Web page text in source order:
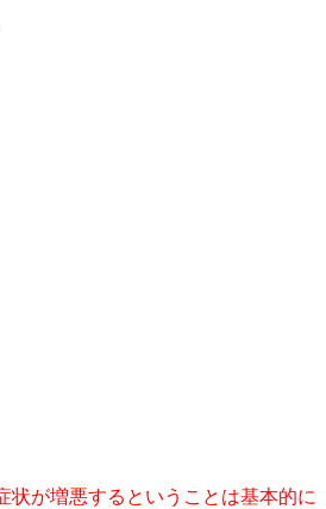
が増悪するということは基本的に